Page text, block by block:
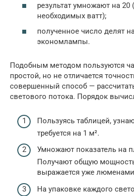
результат умножают на 20
необходимых ватт);
полученное число делят
экономлампы.
Подобным методом пользуются
простой, но не отличается
совершенный способ —
светового потока. Порядок
Пользуясь таблицей,
требуется на 1 м².
Умножают показатель на
Получают общую
выражается уже
На упаковке каждого